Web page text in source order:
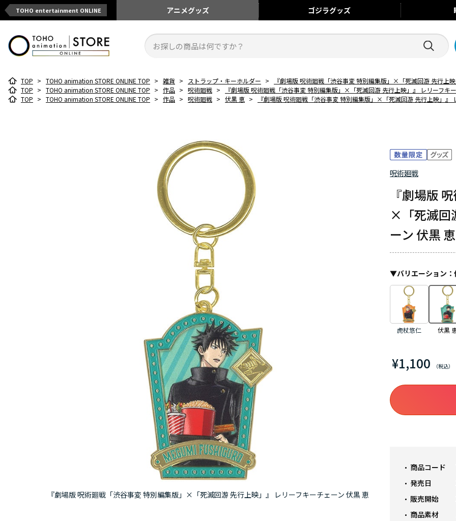
TOHO entertainment ONLINE アニメグッズ ゴジラグッズ
TOP > TOHO animation STORE ONLINE TOP > 雑貨 > ストラップ・キーホルダー >
『劇場版 呪術廻戦「渋谷事変 特別編集版」×「死滅回游 先行上
TOP > TOHO animation STORE ONLINE TOP > 作品 > 呪術廻戦 >
『劇場版 呪術廻戦「渋谷事変 特別編集版」×「死滅回游 先行上映」』 レリーフキ
TOP > TOHO animation STORE ONLINE TOP > 作品 > 呪術廻戦 > 伏黒 恵 > 『劇場版 呪術廻戦「渋谷事変 特別編集版」×「死滅回游 先行上映」』
『劇場版 呪術廻戦「渋谷事変 特別編集版」×「死滅回游 先行上映」』 レリーフキーチェーン 伏黒 恵
呪術廻戦
『劇場版
×「死滅回
ーン 伏黒 恵
¥1,100
商品コード
発売日
販売開始
商品素材
▼バリエーション ：
虎杖悠仁 伏黒